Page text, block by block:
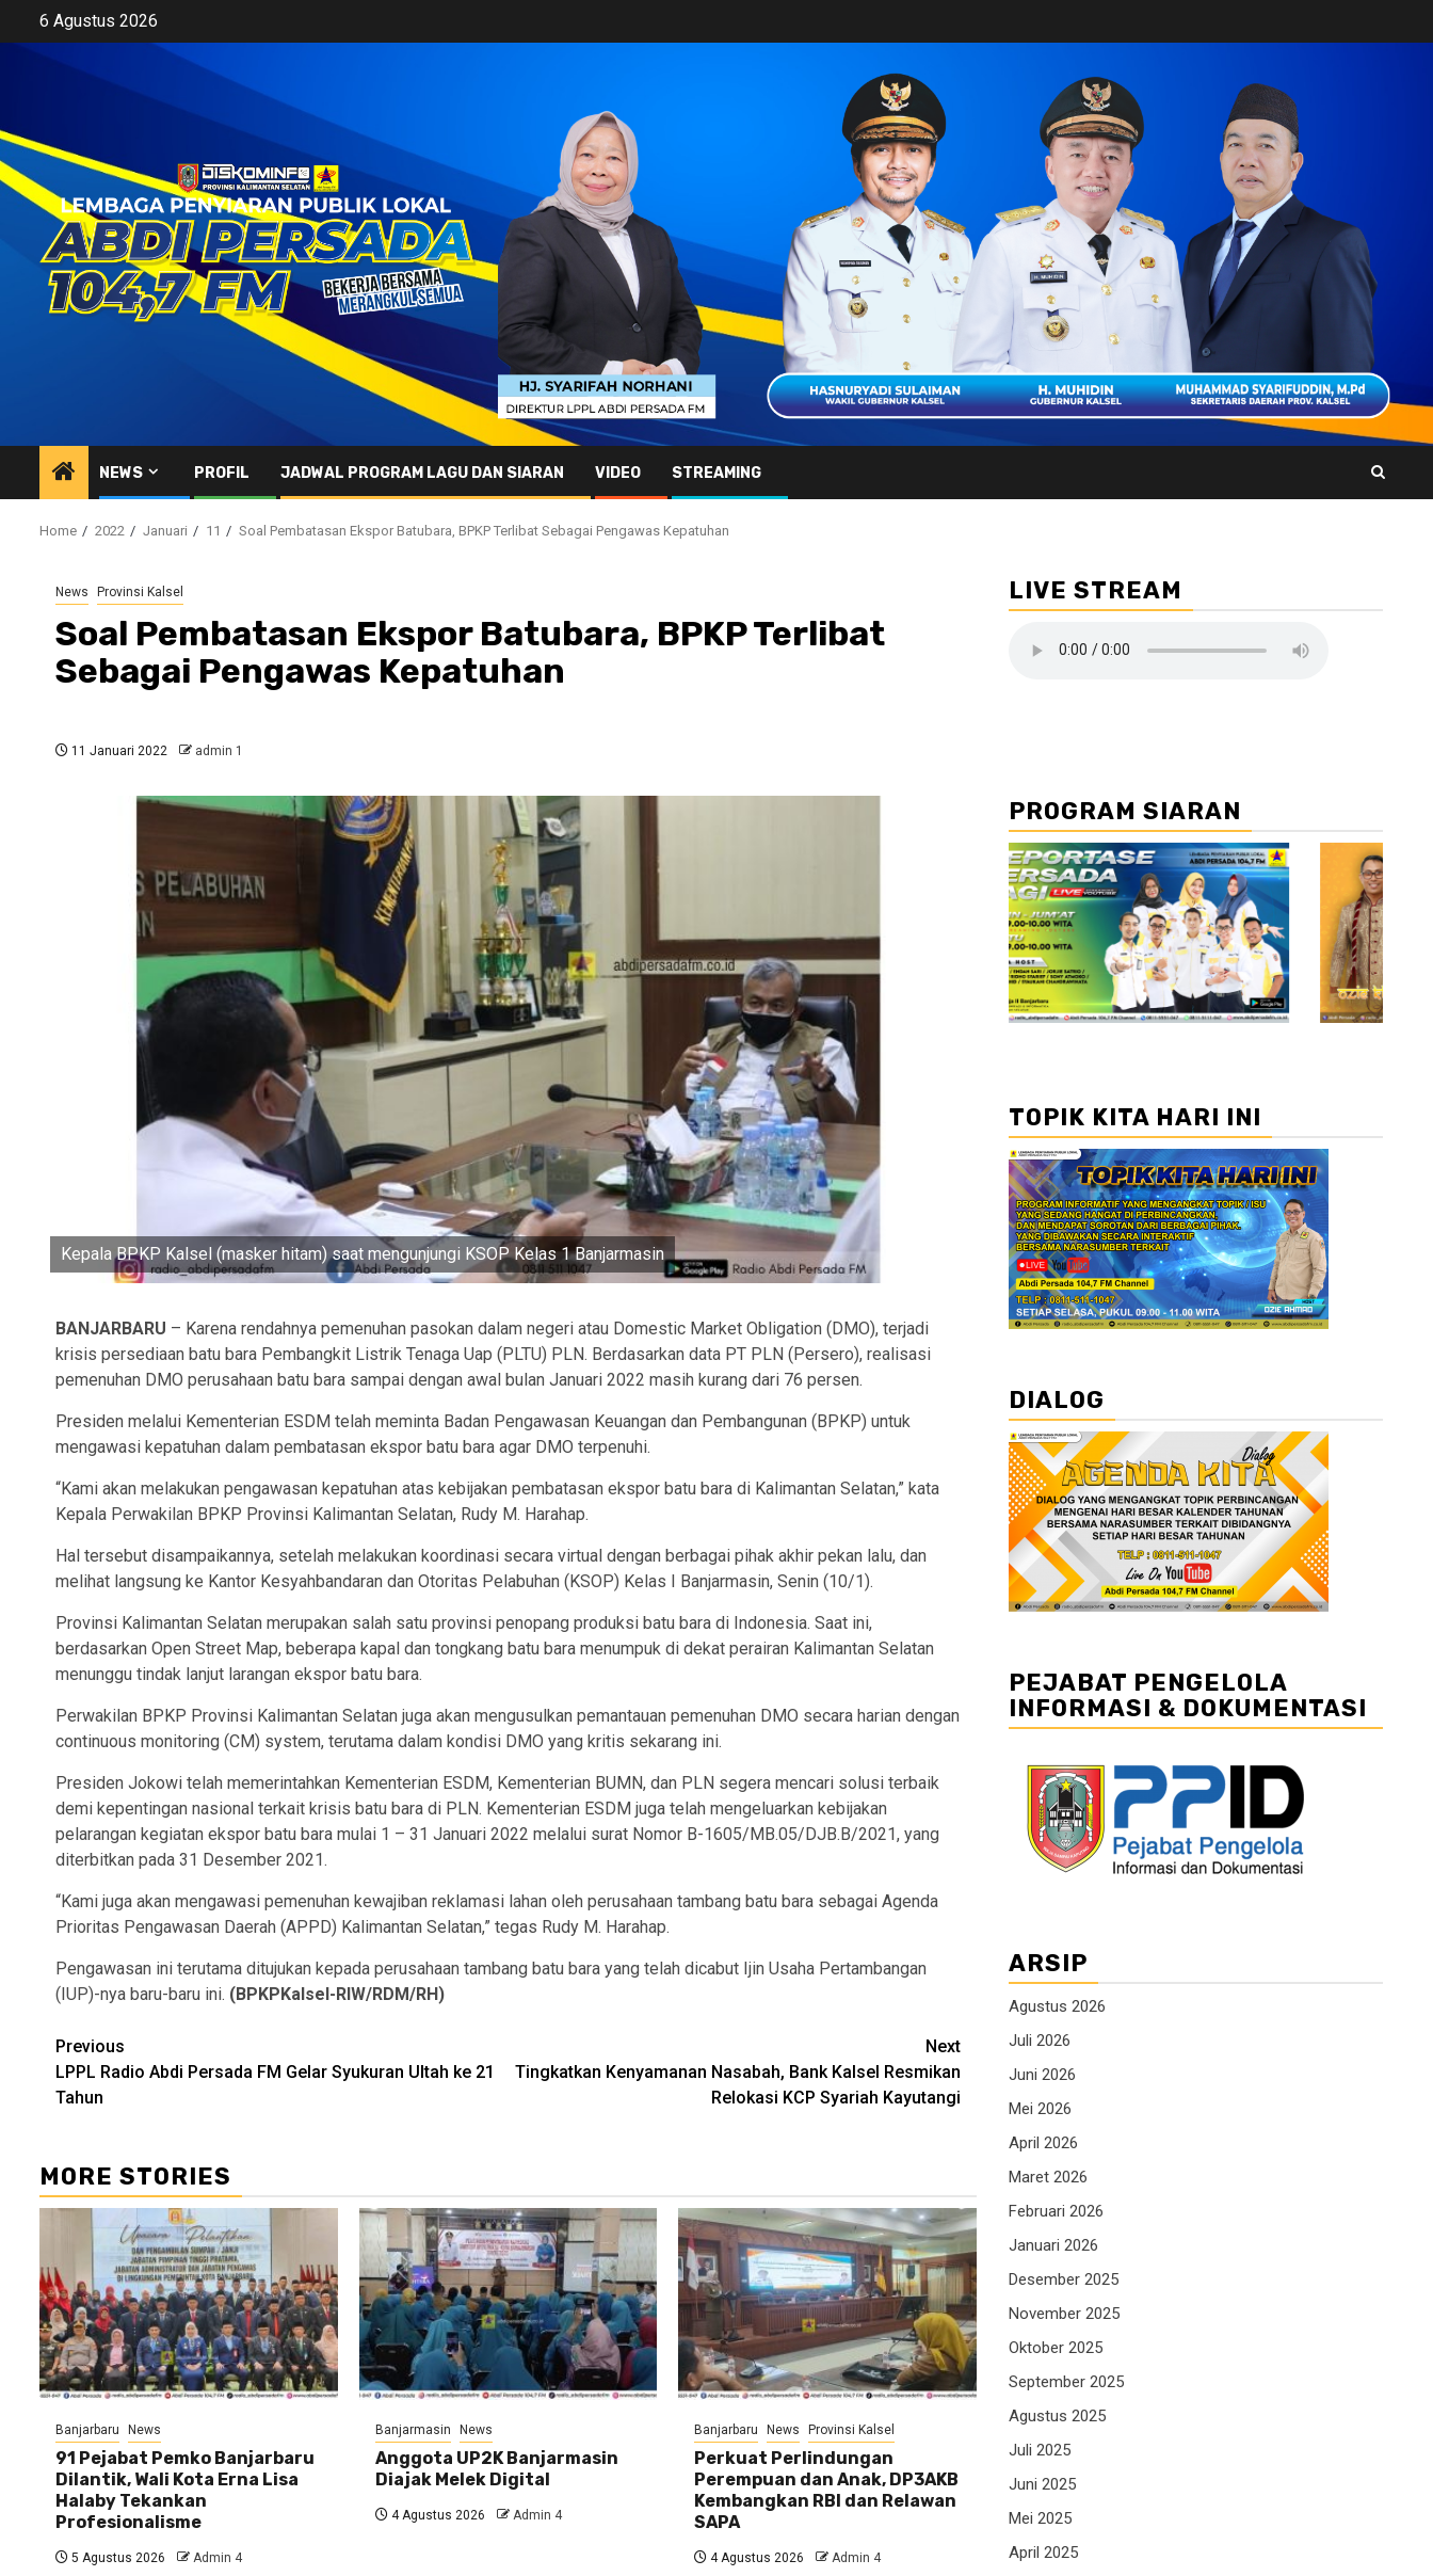
content
6 Agustus 2026
NEWS PROFIL JADWAL PROGRAM LAGU DAN SIARAN VIDEO STREAMING
Home 2022 Januari 11 Soal Pembatasan Ekspor Batubara, BPKP Terlibat Sebagai Pengawas Kepatuhan
News Provinsi Kalsel
Soal Pembatasan Ekspor Batubara, BPKP Terlibat
Sebagai Pengawas Kepatuhan
11 Januari 2022 admin 1
Kepala BPKP Kalsel (masker hitam) saat mengunjungi KSOP Kelas 1 Banjarmasin
BANJARBARU – Karena rendahnya pemenuhan pasokan dalam negeri atau Domestic Market Obligation (DMO), terjadi
krisis persediaan batu bara Pembangkit Listrik Tenaga Uap (PLTU) PLN. Berdasarkan data PT PLN (Persero), realisasi
pemenuhan DMO perusahaan batu bara sampai dengan awal bulan Januari 2022 masih kurang dari 76 persen.
Presiden melalui Kementerian ESDM telah meminta Badan Pengawasan Keuangan dan Pembangunan (BPKP) untuk
mengawasi kepatuhan dalam pembatasan ekspor batu bara agar DMO terpenuhi.
“Kami akan melakukan pengawasan kepatuhan atas kebijakan pembatasan ekspor batu bara di Kalimantan Selatan,” kata
Kepala Perwakilan BPKP Provinsi Kalimantan Selatan, Rudy M. Harahap.
Hal tersebut disampaikannya, setelah melakukan koordinasi secara virtual dengan berbagai pihak akhir pekan lalu, dan
melihat langsung ke Kantor Kesyahbandaran dan Otoritas Pelabuhan (KSOP) Kelas I Banjarmasin, Senin (10/1).
Provinsi Kalimantan Selatan merupakan salah satu provinsi penopang produksi batu bara di Indonesia. Saat ini,
berdasarkan Open Street Map, beberapa kapal dan tongkang batu bara menumpuk di dekat perairan Kalimantan Selatan
menunggu tindak lanjut larangan ekspor batu bara.
Perwakilan BPKP Provinsi Kalimantan Selatan juga akan mengusulkan pemantauan pemenuhan DMO secara harian dengan
continuous monitoring (CM) system, terutama dalam kondisi DMO yang kritis sekarang ini.
Presiden Jokowi telah memerintahkan Kementerian ESDM, Kementerian BUMN, dan PLN segera mencari solusi terbaik
demi kepentingan nasional terkait krisis batu bara di PLN. Kementerian ESDM juga telah mengeluarkan kebijakan
pelarangan kegiatan ekspor batu bara mulai 1 – 31 Januari 2022 melalui surat Nomor B-1605/MB.05/DJB.B/2021, yang
diterbitkan pada 31 Desember 2021.
“Kami juga akan mengawasi pemenuhan kewajiban reklamasi lahan oleh perusahaan tambang batu bara sebagai Agenda
Prioritas Pengawasan Daerah (APPD) Kalimantan Selatan,” tegas Rudy M. Harahap.
Pengawasan ini terutama ditujukan kepada perusahaan tambang batu bara yang telah dicabut Ijin Usaha Pertambangan
(IUP)-nya baru-baru ini. (BPKPKalsel-RIW/RDM/RH)
Continue
Reading
Previous
LPPL Radio Abdi Persada FM Gelar Syukuran Ultah ke 21
Tahun
Next
Tingkatkan Kenyamanan Nasabah, Bank Kalsel Resmikan
Relokasi KCP Syariah Kayutangi
MORE STORIES
Banjarbaru News
91 Pejabat Pemko Banjarbaru
Dilantik, Wali Kota Erna Lisa
Halaby Tekankan
Profesionalisme
5 Agustus 2026 Admin 4
Banjarmasin News
Anggota UP2K Banjarmasin
Diajak Melek Digital
4 Agustus 2026 Admin 4
Banjarbaru News Provinsi Kalsel
Perkuat Perlindungan
Perempuan dan Anak, DP3AKB
Kembangkan RBI dan Relawan
SAPA
4 Agustus 2026 Admin 4
LIVE STREAM
PROGRAM SIARAN
//2
TOPIK KITA HARI INI
DIALOG
PEJABAT PENGELOLA
INFORMASI & DOKUMENTASI
ARSIP
Agustus 2026
Juli 2026
Juni 2026
Mei 2026
April 2026
Maret 2026
Februari 2026
Januari 2026
Desember 2025
November 2025
Oktober 2025
September 2025
Agustus 2025
Juli 2025
Juni 2025
Mei 2025
April 2025